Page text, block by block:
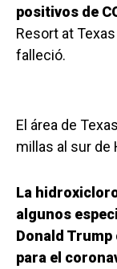
positivos de
Resort at
falleció.
El área de
millas al sur de
La
algunos
Donald
para el